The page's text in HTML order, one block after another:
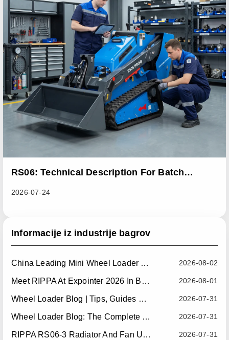
RS06: Technical Description For Batch
2026-07-24
Informacije iz industrije bagrov
2026-08-02
China Leading Mini Wheel Loader Supplier: Reliable Compact Wheel Loaders For Global Markets
2026-08-01
Meet RIPPA At Expointer 2026 In Brazil
2026-07-31
Wheel Loader Blog | Tips, Guides & Attachments
2026-07-31
Wheel Loader Blog: The Complete Guide To Wheel Loaders For Construction, Agriculture, And Material Handling
2026-07-31
RIPPA RS06-3 Radiator And Fan Upgrade — Effective July 10, 2026